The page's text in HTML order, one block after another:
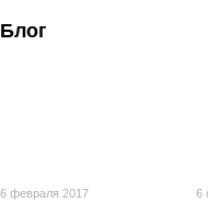
Блог
6 февраля 2017 6